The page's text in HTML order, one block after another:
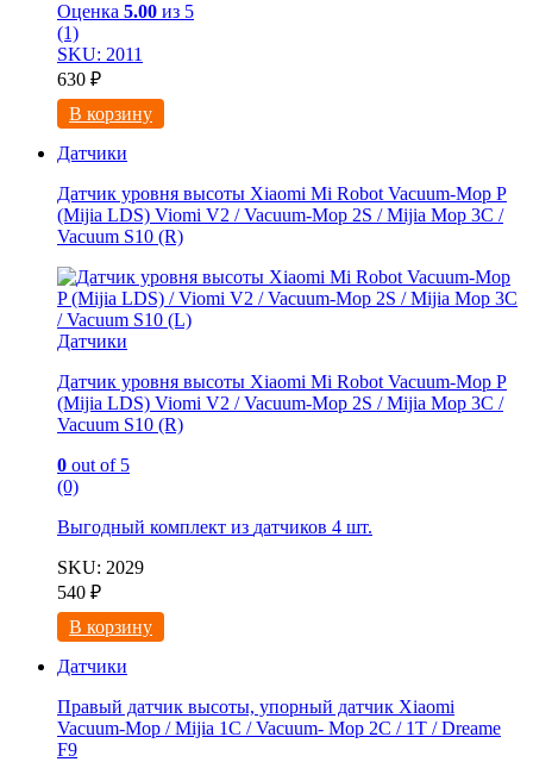
Оценка 5.00 из 5
(1)
SKU: 2011
630 ₽
В корзину
Датчики
Датчик уровня высоты Xiaomi Mi Robot Vacuum-Mop P
(Mijia LDS) Viomi V2 / Vacuum-Mop 2S / Mijia Mop 3C /
Vacuum S10 (R)
Датчики
Датчик уровня высоты Xiaomi Mi Robot Vacuum-Mop P
(Mijia LDS) Viomi V2 / Vacuum-Mop 2S / Mijia Mop 3C /
Vacuum S10 (R)
0 out of 5
(0)
Выгодный комплект из датчиков 4 шт.
SKU: 2029
540 ₽
В корзину
Датчики
Правый датчик высоты, упорный датчик Xiaomi
Vacuum-Mop / Mijia 1C / Vacuum- Mop 2C / 1T / Dreame
F9